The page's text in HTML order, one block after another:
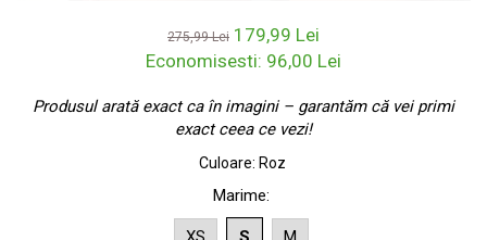
275,99 Lei 179,99 Lei
Economisesti: 96,00 Lei
Produsul arată exact ca în imagini – garantăm că vei primi
exact ceea ce vezi!
Culoare: Roz
Marime: